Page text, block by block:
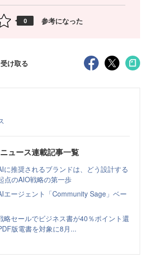
0 参考になった
け取る
ュース連載記事一覧
に推奨されるブランドは、どう設計する
点のAIO戦略の第一歩
エージェント「Community Sage」ベー
略セールでビジネス書が40％ポイント還
版電書を対象に8月...